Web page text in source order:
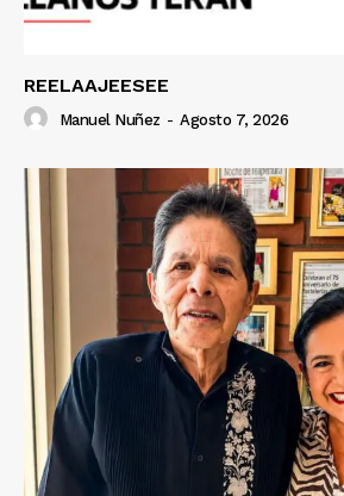
REELAAJEESEE
Manuel Nuñez - Agosto 7, 2026